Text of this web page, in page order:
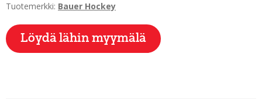
Tuotemerkki: Bauer Hockey
Löydä lähin myymälä